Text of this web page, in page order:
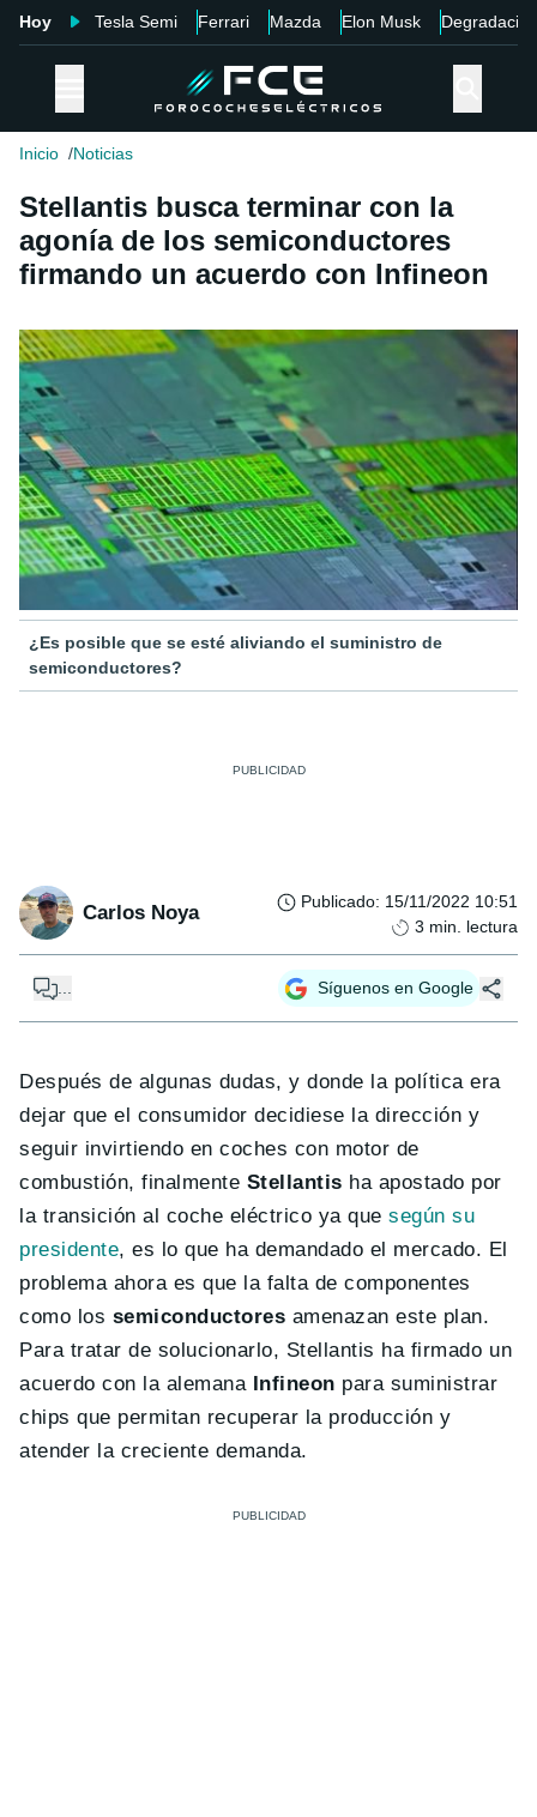
Hoy Tesla Semi Ferrari Mazda Elon Musk Degradación
Inicio Noticias
Stellantis busca terminar con la
agonía de los semiconductores
firmando un acuerdo con Infineon
¿Es posible que se esté aliviando el suministro de
semiconductores?
Carlos Noya Publicado: 15/11/2022 10:51
3 min. lectura
... Síguenos en Google
Después de algunas dudas, y donde la política era
dejar que el consumidor decidiese la dirección y
seguir invirtiendo en coches con motor de
combustión, finalmente Stellantis ha apostado por
la transición al coche eléctrico ya quesegún su
presidente, es lo que ha demandado el mercado. El
problema ahora es que la falta de componentes
como los semiconductores amenazan este plan.
Para tratar de solucionarlo, Stellantis ha firmado un
acuerdo con la alemanaInfineon para suministrar
chips que permitan recuperar la producción y
atender la creciente demanda.